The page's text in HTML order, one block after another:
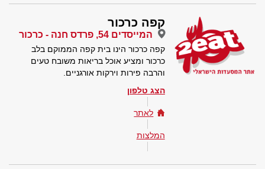
קפה כרכור
המייסדים 54, פרדס חנה - כרכור
קפה כרכור הינו בית קפה הממוקם בלב
כרכור ומציע אוכל בריאות משובח טעים
והרבה פירות וירקות אורגניים.
הצג טלפון
לאתר
המלצות